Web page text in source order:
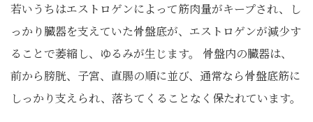
若いうちはエストロゲンによって筋肉量がキープされ、し
っかり臓器を支えていた骨盤底が、エストロゲンが減少す
ることで萎縮し、ゆるみが生じます。 骨盤内の臓器は、
前から膀胱、子宮、直腸の順に並び、通常なら骨盤底筋に
しっかり支えられ、落ちてくることなく保たれています。